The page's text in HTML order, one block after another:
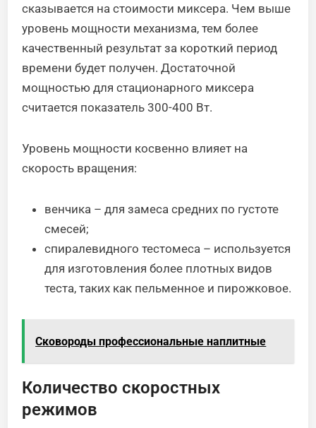
сказывается на стоимости миксера. Чем выше
уровень мощности механизма, тем более
качественный результат за короткий период
времени будет получен. Достаточной
мощностью для стационарного миксера
считается показатель 300-400 Вт.
Уровень мощности косвенно влияет на
скорость вращения:
венчика – для замеса средних по густоте
смесей;
спиралевидного тестомеса – используется
для изготовления более плотных видов
теста, таких как пельменное и пирожковое.
Сковороды профессиональные наплитные
Количество скоростных
режимов